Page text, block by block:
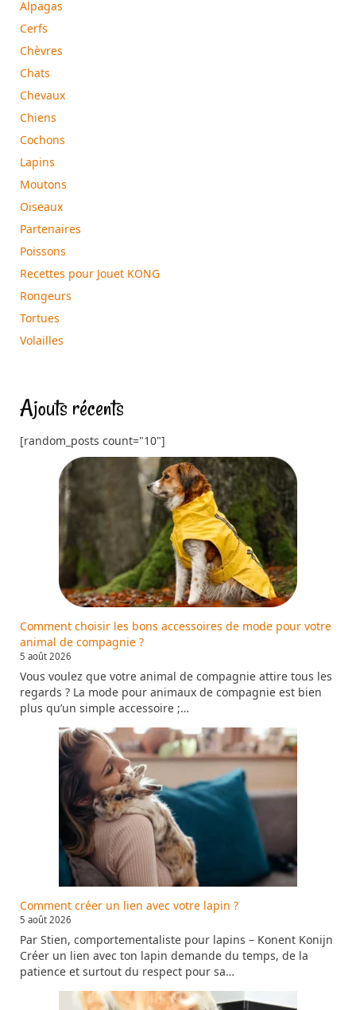
Alpagas
Cerfs
Chèvres
Chats
Chevaux
Chiens
Cochons
Lapins
Moutons
Oiseaux
Partenaires
Poissons
Recettes pour Jouet KONG
Rongeurs
Tortues
Volailles
Ajouts récents
[random_posts count="10"]
Comment choisir les bons accessoires de mode pour votre
animal de compagnie ?
5 août 2026
Vous voulez que votre animal de compagnie attire tous les
regards ? La mode pour animaux de compagnie est bien
plus qu’un simple accessoire ;…
Comment créer un lien avec votre lapin ?
5 août 2026
Par Stien, comportementaliste pour lapins – Konent Konijn
Créer un lien avec ton lapin demande du temps, de la
patience et surtout du respect pour sa…